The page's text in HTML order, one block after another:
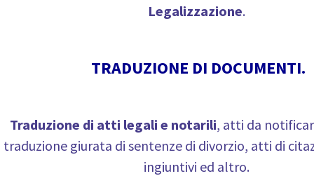
Legalizzazione.
TRADUZIONE DI DOCUMENTI.
Traduzione di atti legali e notarili, atti da
traduzione giurata di sentenze di divorzio, atti di
ingiuntivi ed altro.